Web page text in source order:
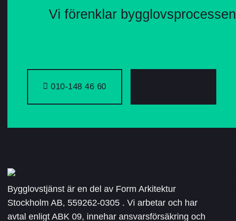
Vi förenklar bygglovsprocessen
010-148 46 60
Bygglovstjänst är en del av Form Arkitektur
Stockholm AB, 559262-0305 . Vi arbetar och har
avtal enligt ABK 09, innehar ansvarsförsäkring och